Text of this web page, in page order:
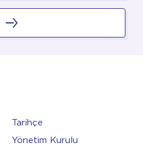
Tarihçe
Yönetim Kurulu